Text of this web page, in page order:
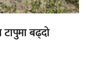
बढ्दो